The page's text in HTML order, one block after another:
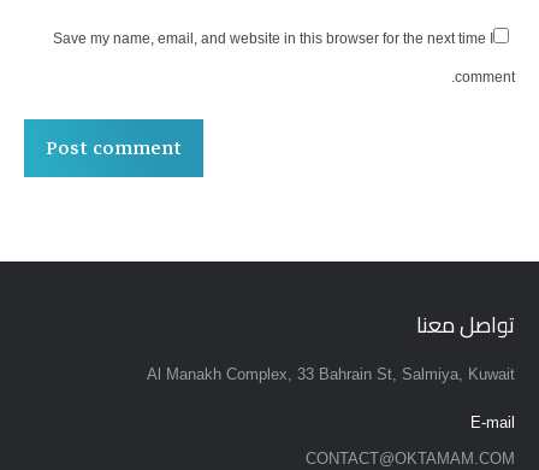
Save my name, email, and website in this browser for the next time I
comment.
Post comment
تواصل معنا
Al Manakh Complex, 33 Bahrain St, Salmiya, Kuwait
E-mail
CONTACT@OKTAMAM.COM